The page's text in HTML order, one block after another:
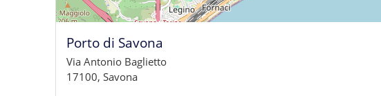
Porto di Savona
Via Antonio Baglietto
17100, Savona